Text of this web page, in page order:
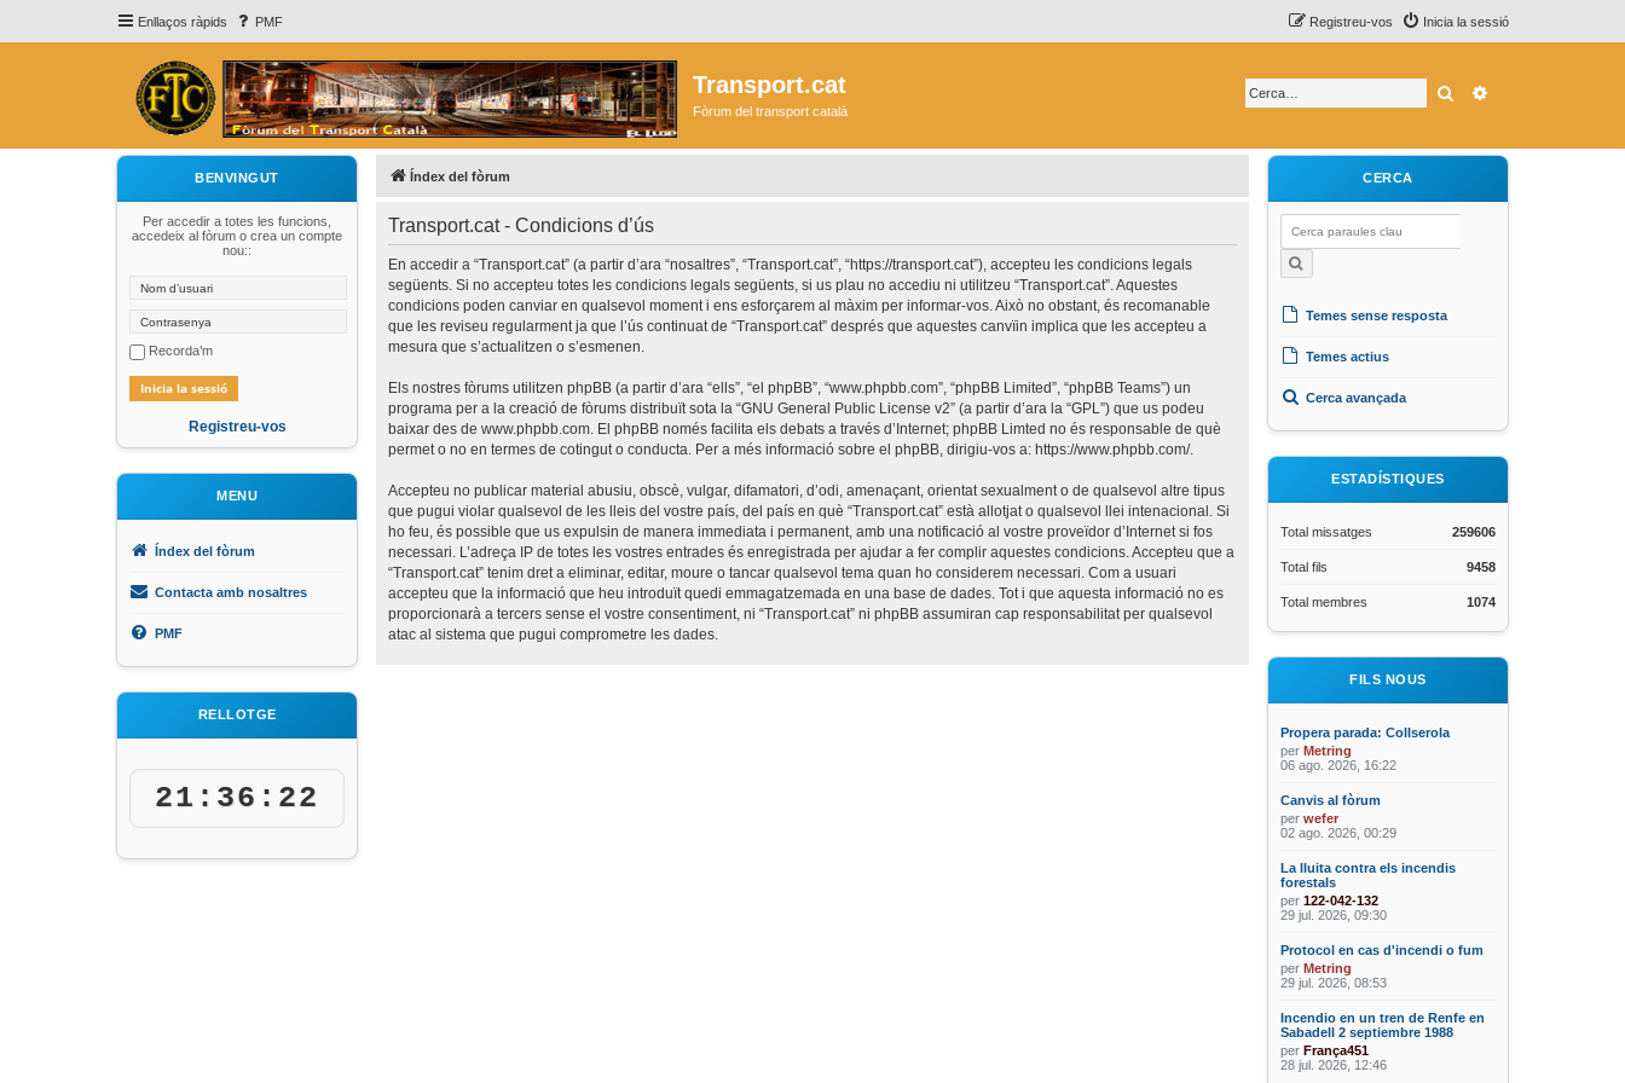
Enllaços ràpids PMF Inicia la sessió
Registreu-vos
Transport.cat
Fòrum del transport català
Cerca
BENVINGUT
Per accedir a totes les funcions,
accedeix al fòrum o crea un compte
nou::
Recorda’m
Registreu-vos
MENU
Índex del fòrum
Contacta amb nosaltres
PMF
RELLOTGE
21:36:22
Índex del fòrum
Transport.cat - Condicions d’ús
En accedir a “Transport.cat” (a partir d’ara “nosaltres”, “Transport.cat”, “https://transport.cat”), accepteu les condicions legals
següents. Si no accepteu totes les condicions legals següents, si us plau no accediu ni utilitzeu “Transport.cat”. Aquestes
condicions poden canviar en qualsevol moment i ens esforçarem al màxim per informar-vos. Això no obstant, és recomanable
que les reviseu regularment ja que l’ús continuat de “Transport.cat” després que aquestes canvïin implica que les accepteu a
mesura que s’actualitzen o s’esmenen.
Els nostres fòrums utilitzen phpBB (a partir d’ara “ells”, “el phpBB”, “www.phpbb.com”, “phpBB Limited”, “phpBB Teams”) un
programa per a la creació de fòrums distribuït sota la “GNU General Public License v2” (a partir d’ara la “GPL”) que us podeu
baixar des de www.phpbb.com. El phpBB només facilita els debats a través d’Internet; phpBB Limted no és responsable de què
permet o no en termes de cotingut o conducta. Per a més informació sobre el phpBB, dirigiu-vos a: https://www.phpbb.com/.
Accepteu no publicar material abusiu, obscè, vulgar, difamatori, d’odi, amenaçant, orientat sexualment o de qualsevol altre tipus
que pugui violar qualsevol de les lleis del vostre país, del país en què “Transport.cat” està allotjat o qualsevol llei intenacional. Si
ho feu, és possible que us expulsin de manera immediata i permanent, amb una notificació al vostre proveïdor d’Internet si fos
necessari. L’adreça IP de totes les vostres entrades és enregistrada per ajudar a fer complir aquestes condicions. Accepteu que a
“Transport.cat” tenim dret a eliminar, editar, moure o tancar qualsevol tema quan ho considerem necessari. Com a usuari
accepteu que la informació que heu introduït quedi emmagatzemada en una base de dades. Tot i que aquesta informació no es
proporcionarà a tercers sense el vostre consentiment, ni “Transport.cat” ni phpBB assumiran cap responsabilitat per qualsevol
atac al sistema que pugui comprometre les dades.
CERCA
Temes sense resposta
Temes actius
Cerca avançada
ESTADÍSTIQUES
Total missatges 259606
Total fils 9458
Total membres 1074
FILS NOUS
Propera parada: Collserola
per Metring
06 ago. 2026, 16:22
Canvis al fòrum
per wefer
02 ago. 2026, 00:29
La lluita contra els incendis
forestals
per 122-042-132
29 jul. 2026, 09:30
Protocol en cas d'incendi o fum
per Metring
29 jul. 2026, 08:53
Incendio en un tren de Renfe en
Sabadell 2 septiembre 1988
per França451
28 jul. 2026, 12:46